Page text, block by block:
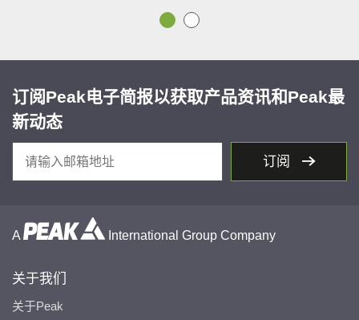
订阅Peak电子简报以获取产品资讯和Peak最
新动态
订阅
A International Group Company
关于我们
关于Peak